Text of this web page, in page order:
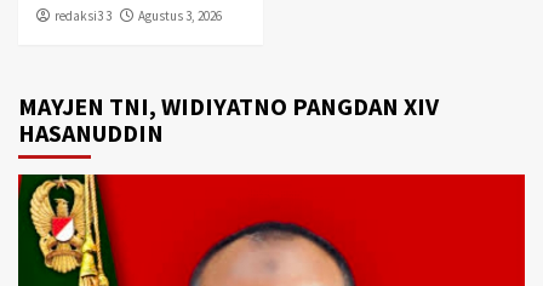
redaksi3 3 Agustus 3, 2026
MAYJEN TNI, WIDIYATNO PANGDAN XIV
HASANUDDIN